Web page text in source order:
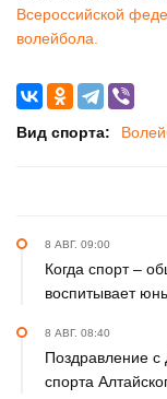
Всероссийской
волейбола.
Вид спорта:
8 АВГ. 09:00
Когда спорт –
воспитывает
8 АВГ. 08:40
Поздравление с
спорта